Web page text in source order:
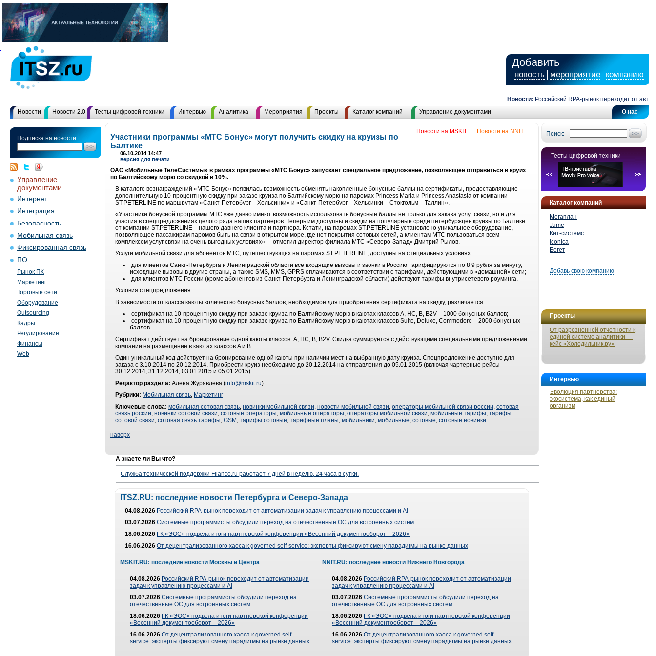
Добавить
новость мероприятие компанию
Новости: Российский RPA-рынок переходит от
О нас
Новости Новости 2.0 Тесты цифровой техники Интервью Аналитика Мероприятия Проекты Каталог компаний Управление документами
Подписка на новости:
Управление
документами
Интернет
Интеграция
Безопасность
Мобильная связь
Фиксированная связь
ПО
Рынок ПК
Маркетинг
Торговые сети
Оборудование
Outsourcing
Кадры
Регулирование
Финансы
Web
Поиск:
Тесты цифровой техники
Каталог компаний
Мегаплан
Jume
Кит-системс
Iconica
Бегет
Добавь свою компанию
Проекты
От разрозненной отчетности к
единой системе аналитики —
кейс «Холодильник.ру»
Интервью
Эволюция партнерства:
экосистема, как единый
организм
Новости на NNIT
Новости на MSKIT
Участники программы «МТС Бонус» могут получить скидку на круизы по
Балтике
06.10.2014 14:47
версия для печати
ОАО «Мобильные ТелеСистемы» в рамках программы «МТС Бонус» запускает специальное предложение, позволяющее отправиться в круиз
по Балтийскому морю со скидкой в 10%.
В каталоге вознаграждений «МТС Бонус» появилась возможность обменять накопленные бонусные баллы на сертификаты, предоставляющие
дополнительную 10-процентную скидку при заказе круиза по Балтийскому морю на паромах Princess Maria и Princess Anastasia от компании
ST.PETERLINE по маршрутам «Санкт-Петербург – Хельсинки» и «Санкт-Петербург – Хельсинки – Стокгольм – Таллин».
«Участники бонусной программы МТС уже давно имеют возможность использовать бонусные баллы не только для заказа услуг связи, но и для
участия в спецпредложениях целого ряда наших партнеров. Теперь им доступны и скидки на популярные среди петербуржцев круизы по Балтике
от компании ST.PETERLINE – нашего давнего клиента и партнера. Кстати, на паромах ST.PETERLINE установлено уникальное оборудование,
позволяющее пассажирам паромов быть на связи в открытом море, где нет покрытия сотовых сетей, а клиентам МТС пользоваться всем
комплексом услуг связи на очень выгодных условиях», – отметил директор филиала МТС «Северо-Запад» Дмитрий Рылов.
Услуги мобильной связи для абонентов МТС, путешествующих на паромах ST.PETERLINE, доступны на специальных условиях:
для клиентов Санкт-Петербурга и Ленинградской области все входящие вызовы и звонки в Россию тарифицируются по 8,9 рубля за минуту,
исходящие вызовы в другие страны, а также SMS, MMS, GPRS оплачиваются в соответствии с тарифами, действующими в «домашней» сети;
для клиентов МТС России (кроме абонентов из Санкт-Петербурга и Ленинградской области) действуют тарифы внутрисетевого роуминга.
Условия спецпредложения:
В зависимости от класса каюты количество бонусных баллов, необходимое для приобретения сертификата на скидку, различается:
сертификат на 10-процентную скидку при заказе круиза по Балтийскому морю в каютах классов A, HC, B, B2V – 1000 бонусных баллов;
сертификат на 10-процентную скидку при заказе круиза по Балтийскому морю в каютах классов Suite, Deluxe, Commodore – 2000 бонусных
баллов.
Сертификат действует на бронирование одной каюты классов: A, HC, B, B2V. Скидка суммируется с действующими специальными предложениями
компании на размещение в каютах классов A и B.
Один уникальный код действует на бронирование одной каюты при наличии мест на выбранную дату круиза. Спецпредложение доступно для
заказа с 3.10.2014 по 20.12.2014. Приобрести круиз необходимо до 20.12.2014 на отправления до 05.01.2015 (включая чартерные рейсы
30.12.2014, 31.12.2014, 03.01.2015 и 05.01.2015).
Редактор раздела: Алена Журавлева (info@mskit.ru)
Рубрики: Мобильная связь, Маркетинг
Ключевые слова: мобильная сотовая связь, новинки мобильной связи, новости мобильной связи, операторы мобильной связи россии, сотовая
связь россии, новинки сотовой связи, сотовые операторы, мобильные операторы, операторы мобильной связи, мобильные тарифы, тарифы
сотовой связи, сотовая связь тарифы, GSM , тарифы сотовые, тарифные планы, мобильники, мобильные, сотовые, сотовые новинки
наверх
А знаете ли Вы что?
Служба технической поддержки Filanco.ru работает 7 дней в неделю, 24 часа в сутки.
ITSZ.RU: последние новости Петербурга и Северо-Запада
04.08.2026 Российский RPA-рынок переходит от автоматизации задач к управлению процессами и AI
03.07.2026 Системные программисты обсудили переход на отечественные ОС для встроенных систем
18.06.2026 ГК «ЭОС» подвела итоги партнерской конференции «Весенний документооборот – 2026»
16.06.2026 От децентрализованного хаоса к governed self-service: эксперты фиксируют смену парадигмы на рынке данных
MSKIT.RU: последние новости Москвы и Центра
04.08.2026 Российский RPA-рынок переходит от автоматизации
задач к управлению процессами и AI
03.07.2026 Системные программисты обсудили переход на
отечественные ОС для встроенных систем
18.06.2026 ГК «ЭОС» подвела итоги партнерской конференции
«Весенний документооборот – 2026»
16.06.2026 От децентрализованного хаоса к governed self-
service: эксперты фиксируют смену парадигмы на рынке данных
NNIT.RU: последние новости Нижнего Новгорода
04.08.2026 Российский RPA-рынок переходит от автоматизации
задач к управлению процессами и AI
03.07.2026 Системные программисты обсудили переход на
отечественные ОС для встроенных систем
18.06.2026 ГК «ЭОС» подвела итоги партнерской конференции
«Весенний документооборот – 2026»
16.06.2026 От децентрализованного хаоса к governed self-
service: эксперты фиксируют смену парадигмы на рынке данных